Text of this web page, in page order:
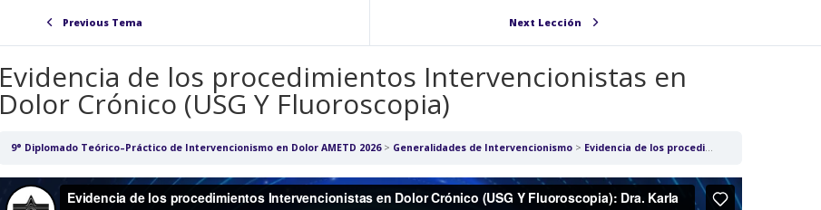
Previous Tema Next Lección
Evidencia de los procedimientos Intervencionistas en
Dolor Crónico (USG Y Fluoroscopia)
9° Diplomado Teórico–Práctico de Intervencionismo en Dolor AMETD 2026 Generalidades de Intervencionismo Evidencia de los procedimientos Intervencionistas en Dolor Crónico (USG Y Fluoroscopia)